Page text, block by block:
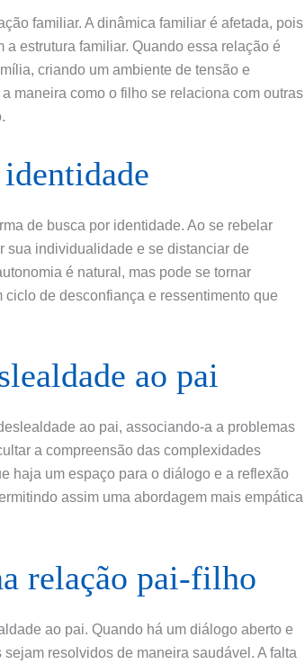
familiar. A dinâmica familiar é afetada, pois
estrutura familiar. Quando essa relação é
criando um ambiente de tensão e
maneira como o filho se relaciona com outras
de busca por identidade. Ao se rebelar
sua individualidade e se distanciar de
é natural, mas pode se tornar
de desconfiança e ressentimento que
ao pai
ao pai, associando-a a problemas
a compreensão das complexidades
haja um espaço para o diálogo e a reflexão
assim uma abordagem mais empática
relação pai-filho
ao pai. Quando há um diálogo aberto e
resolvidos de maneira saudável. A falta